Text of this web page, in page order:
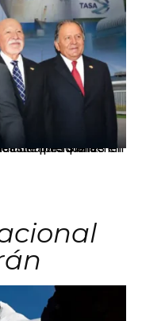
en comercio, educación, salud e industria pesquera.